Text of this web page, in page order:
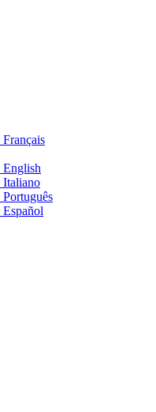
Français
English
Italiano
Português
Español